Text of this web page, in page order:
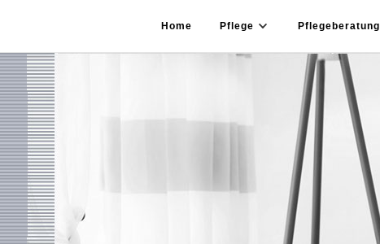
Home Pflege Pflegeberatung